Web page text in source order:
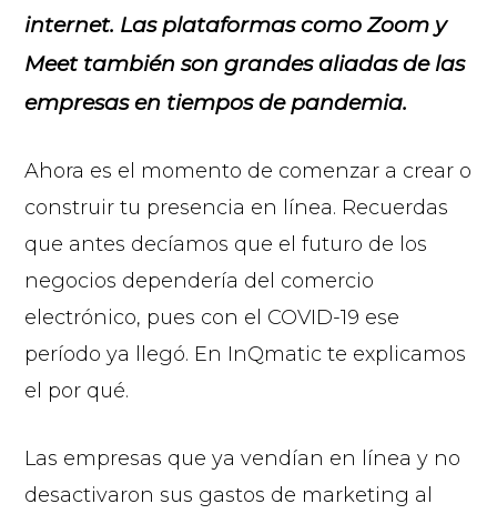
internet. Las plataformas como Zoom y
Meet también son grandes aliadas de las
empresas en tiempos de pandemia.
Ahora es el momento de comenzar a crear o
construir tu presencia en línea. Recuerdas
que antes decíamos que el futuro de los
negocios dependería del comercio
electrónico, pues con el COVID-19 ese
período ya llegó. En InQmatic te explicamos
el por qué.
Las empresas que ya vendían en línea y no
desactivaron sus gastos de marketing al